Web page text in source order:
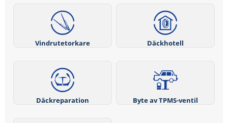
Vindrutetorkare Däckhotell
Däckreparation Byte av TPMS-ventil